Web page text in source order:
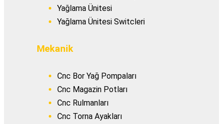
Yağlama Ünitesi
Yağlama Ünitesi Switcleri
Mekanik
Cnc Bor Yağ Pompaları
Cnc Magazin Potları
Cnc Rulmanları
Cnc Torna Ayakları